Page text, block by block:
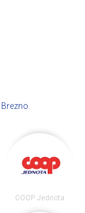
Brezno
COOP Jednota